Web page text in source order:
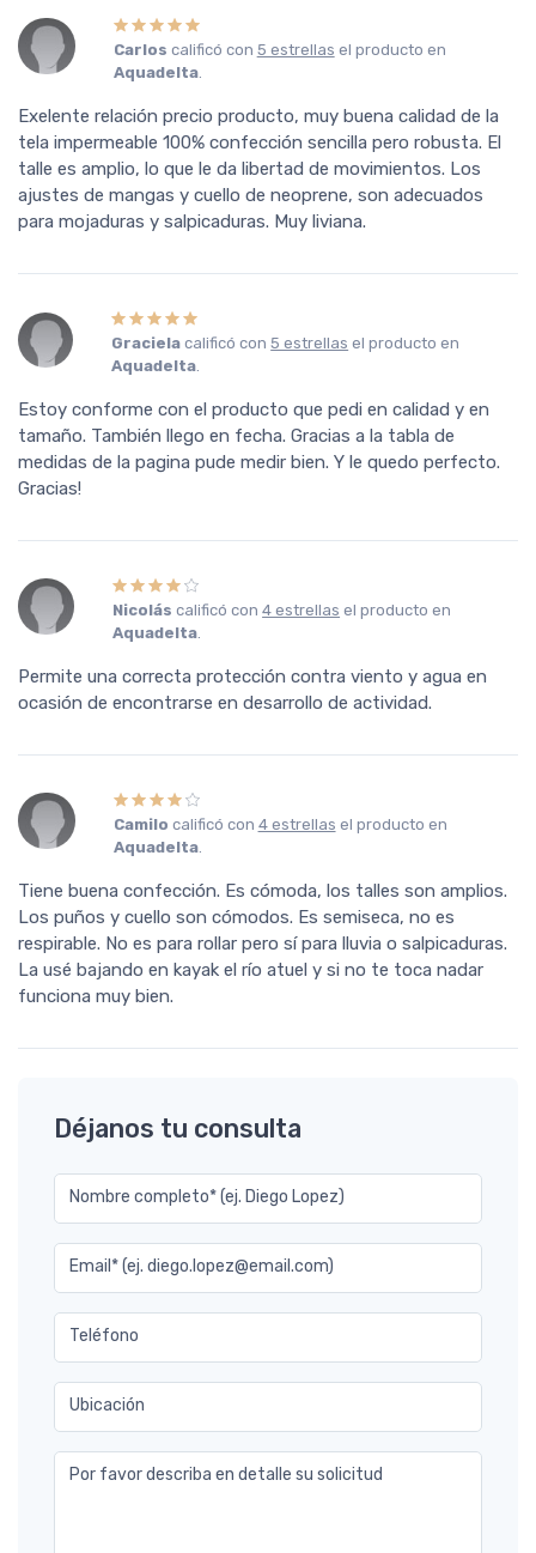
Carlos calificó con 5 estrellas el producto en
Aquadelta.
Exelente relación precio producto, muy buena calidad de la
tela impermeable 100% confección sencilla pero robusta. El
talle es amplio, lo que le da libertad de movimientos. Los
ajustes de mangas y cuello de neoprene, son adecuados
para mojaduras y salpicaduras. Muy liviana.
Graciela calificó con5 estrellas el producto en
Aquadelta
Estoy conforme con el producto que pedi en calidad y en
tamaño. También llego en fecha. Gracias a la tabla de
medidas de la pagina pude medir bien. Y le quedo perfecto.
Gracias!
Nicolás calificó con4 estrellas el producto en
Aquadelta
Permite una correcta protección contra viento y agua en
ocasión de encontrarse en desarrollo de actividad.
Camilo calificó con 4 estrellas el producto en
Aquadelta.
Tiene buena confección. Es cómoda, los talles son amplios.
Los puños y cuello son cómodos. Es semiseca, no es
respirable. No es para rollar pero sí para lluvia o salpicaduras.
La usé bajando en kayak el río atuel y si no te toca nadar
funciona muy bien.
Déjanos tu consulta
Nombre completo* (ej. Diego Lopez)
Email* (ej. diego.lopez@email.com)
Teléfono
Ubicación
Por favor describa en detalle su solicitud